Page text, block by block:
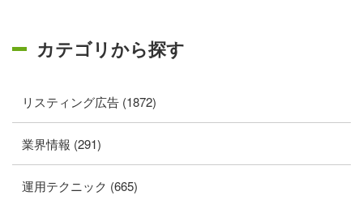
カテゴリから探す
リスティング広告 (1872)
業界情報 (291)
運用テクニック (665)